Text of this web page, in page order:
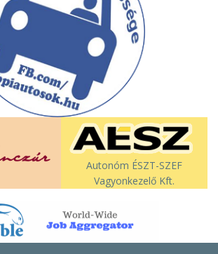
Autonóm ÉSZT-SZEF
Vagyonkezelő Kft.